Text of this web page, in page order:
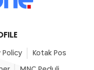
Policy Kotak Pos